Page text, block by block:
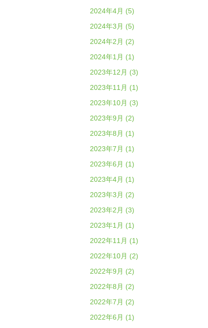
2024年4月 (5)
2024年3月 (5)
2024年2月 (2)
2024年1月 (1)
2023年12月 (3)
2023年11月 (1)
2023年10月 (3)
2023年9月 (2)
2023年8月 (1)
2023年7月 (1)
2023年6月 (1)
2023年4月 (1)
2023年3月 (2)
2023年2月 (3)
2023年1月 (1)
2022年11月 (1)
2022年10月 (2)
2022年9月 (2)
2022年8月 (2)
2022年7月 (2)
2022年6月 (1)